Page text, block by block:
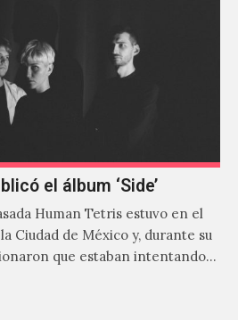
el álbum ‘Side’
Human Tetris estuvo en el
Ciudad de México y, durante su
que estaban intentando…